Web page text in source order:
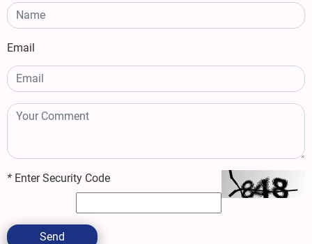
Email
* Enter Security Code
Send